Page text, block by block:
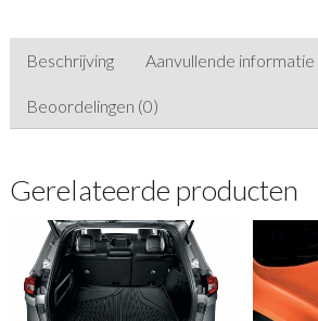
Beschrijving Aanvullende informatie
Beoordelingen (0)
Gerelateerde producten